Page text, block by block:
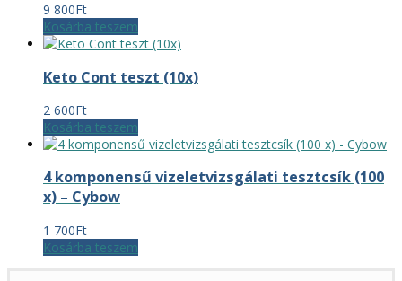
9 800Ft
Kosárba teszem
Keto Cont teszt (10x)
2 600Ft
Kosárba teszem
4 komponensű vizeletvizsgálati tesztcsík (100
x) – Cybow
1 700Ft
Kosárba teszem